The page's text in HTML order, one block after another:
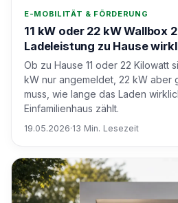
E-MOBILITÄT & FÖRDERUNG
11 kW oder 22 kW Wallbox
Ladeleistung zu Hause
Ob zu Hause 11 oder 22 Kilowatt
kW nur angemeldet, 22 kW aber
muss, wie lange das Laden
Einfamilienhaus zählt.
19.05.2026·13 Min. Lesezeit